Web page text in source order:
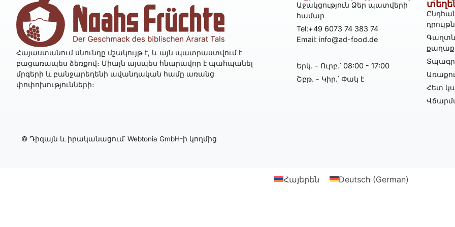
Հայաստանում սնունդը մշակույթ է, և այն պատրաստվում է
բացառապես ձեռքով։ Միայն այսպես հնարավոր է պահպանել
մրգերի և բանջարեղենի ավանդական համը առանց
փոփոխությունների։
Աջակցություն Ձեր պատվերի
համար
Tel:+49 6073 74 383 74
Email: info@ad-food.de
Երկ․ - Ուրբ․՝ 08:00 - 17:00
Շբթ․ - Կիր․՝ Փակ է
Հետ
© Դիզայն և իրականացում՝ Webtonia GmbH-ի կողմից
Հայերեն Deutsch(German)